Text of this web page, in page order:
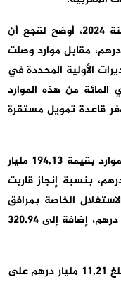
وفي ما يتعلق بتنفيذ قانون المالية لسنة 2024، أوضح لقجع أن
العامة بلغت 516,7 مليار درهم، مقابل موارد وصلت
الأولية المحددة في
درهم، لافتا إلى أن نحو 70 في المائة من هذه الموارد
قاعدة تمويل مستقرة
كما سجلت الحسابات الخصوصية للخزينة موارد بقيمة 194,13 مليار
بلغت 172,81 مليار درهم، بنسبة إنجاز قاربت
الخاصة بمرافق
الدولة المسيرة بصورة مستقلة 2.63 مليار درهم، إضافة إلى 320.94
وأسفر تنفيذ الميزانية عن تحقيق فائض بلغ 11,21 مليار درهم على